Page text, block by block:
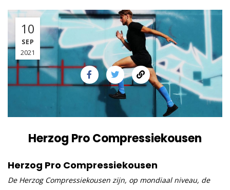
10
SEP
2021
Herzog Pro Compressiekousen
Herzog Pro Compressiekousen
De Herzog Compressiekousen zijn, op mondiaal niveau, de